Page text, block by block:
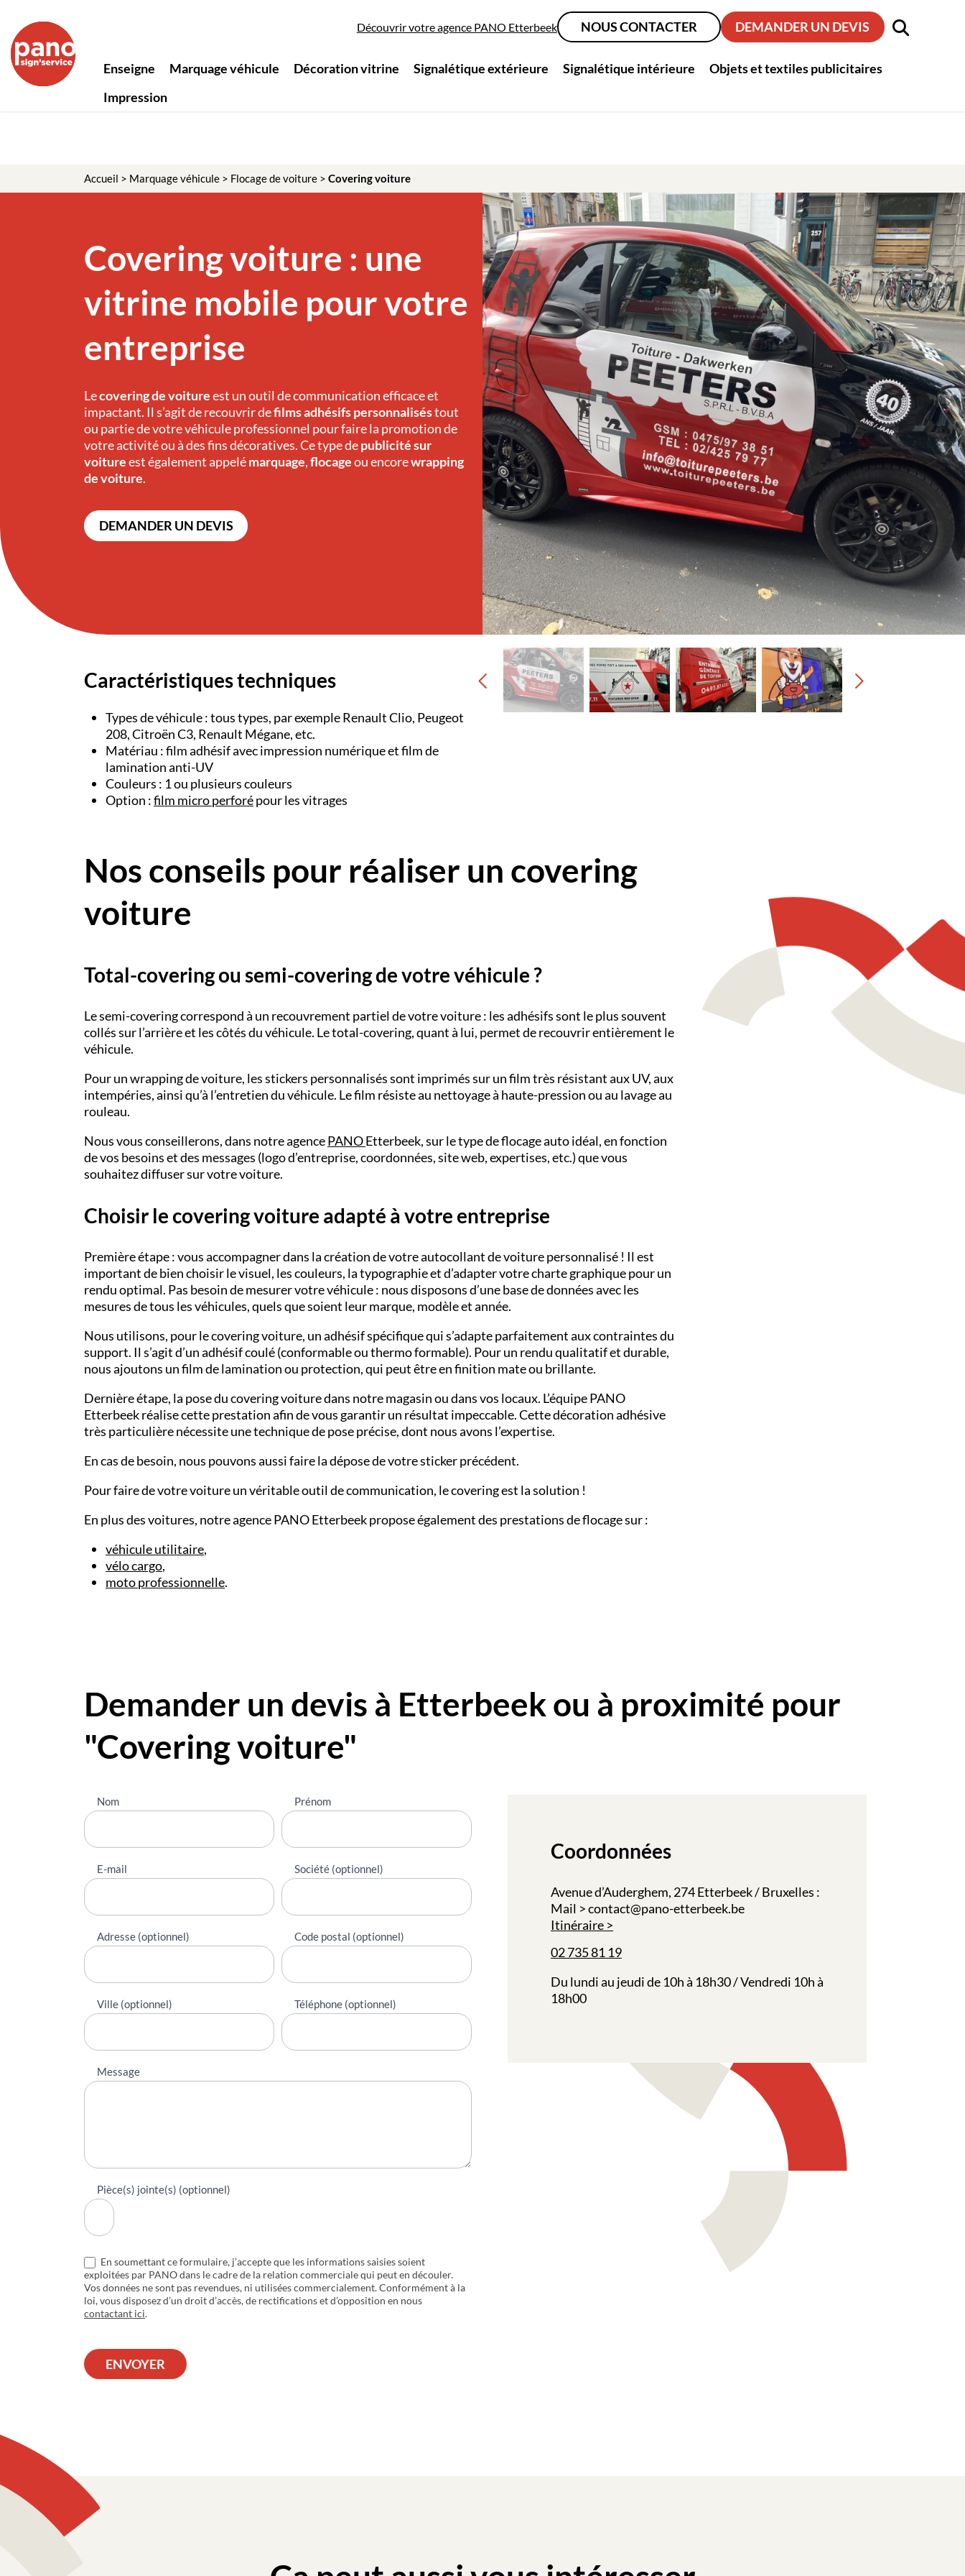
Enseigne Marquage véhicule Décoration vitrine Signalétique extérieure Signalétique intérieure
Objets et textiles publicitaires
Impression
Découvrir votre agence PANO Etterbeek NOUS CONTACTER DEMANDER UN DEVIS
Accueil > Marquage véhicule > Flocage de voiture > Covering voiture
Covering voiture : une
vitrine mobile pour votre
entreprise
Lecovering de voitureest un outil de communication efficace et
impactant. Il s’agit de recouvrir defilms adhésifs personnaliséstout
ou partie de votre véhicule professionnel pour faire la promotion de
votre activité ou à des fins décoratives. Ce type depublicité sur
voitureest également appelémarquage,flocageou encorewrapping
de voiture.
DEMANDER UN DEVIS
Caractéristiques techniques
Types de véhicule : tous types, par exemple Renault Clio, Peugeot
208, Citroën C3, Renault Mégane, etc.
Matériau : film adhésif avec impression numérique et film de
lamination anti-UV
Couleurs : 1 ou plusieurs couleurs
Option :film micro perforépour les vitrages
Nos conseils pour réaliser un covering
voiture
Total-covering ou semi-covering de votre véhicule ?
Lesemi-coveringcorrespond à un recouvrement partiel de votre voiture : les adhésifs sont le plus souvent
collés sur l’arrière et les côtés du véhicule. Letotal-covering,quant à lui, permet de recouvrir entièrement le
véhicule.
Pour unwrappingde voiture, lesstickers personnaliséssont imprimés sur un film très résistant aux UV, aux
intempéries, ainsi qu’à l’entretien du véhicule. Le film résiste au nettoyage à haute-pression ou au lavage au
rouleau.
Nous vous conseillerons, dans notreagencePANOEtterbeek,sur le type deflocage autoidéal, en fonction
de vos besoins et des messages (logo d’entreprise, coordonnées, site web, expertises, etc.) que vous
souhaitez diffuser sur votre voiture.
Choisir le covering voiture adapté à votre entreprise
Première étape : vous accompagner dans la création de votreautocollant de voiture personnalisé ! Il est
important de bien choisir le visuel, les couleurs, la typographie et d’adapter votre charte graphique pour un
rendu optimal. Pas besoin de mesurer votre véhicule : nous disposons d’une base de données avec les
mesures de tous les véhicules, quels que soient leur marque, modèle et année.
Nous utilisons, pour lecovering voiture, un adhésif spécifique qui s’adapte parfaitement aux contraintes du
support. Il s’agit d’unadhésif coulé(conformable ou thermo formable). Pour un rendu qualitatif et durable,
nous ajoutons unfilm de laminationou protection, qui peut être en finition mate ou brillante.
Dernière étape, la pose du covering voiture dans notre magasin ou dans vos locaux. L’équipe PANO
Etterbeekréalise cette prestation afin de vous garantir un résultat impeccable. Cette décoration adhésive
très particulière nécessite une technique de pose précise, dont nous avons l’expertise.
En cas de besoin, nous pouvons aussi faire la dépose de votre sticker précédent.
Pour faire de votre voiture un véritable outil de communication, le covering est la solution !
En plus des voitures, notre agence PANOEtterbeekpropose également des prestations deflocagesur :
véhicule utilitaire,
vélo cargo,
moto professionnelle.
Demander un devis à Etterbeek ou à proximité pour
"Covering voiture"
Nous
contacter
Nom Prénom
E-mail Société (optionnel)
Adresse (optionnel) Code postal (optionnel)
Ville (optionnel) Téléphone (optionnel)
Message
Pièce(s) jointe(s) (optionnel)
En soumettant ce formulaire, j’accepte que les informations saisies soient
exploitées par PANO dans le cadre de la relation commerciale qui peut en découler.
Vos données ne sont pas revendues, ni utilisées commercialement. Conformément à la
loi, vous disposez d’un droit d’accès, de rectifications et d’opposition en nous
contactant ici.
ENVOYER
Coordonnées
Avenue d’Auderghem, 274 Etterbeek / Bruxelles :
Mail > contact@pano-etterbeek.be
Itinéraire
02 735 81 19
Du lundi au jeudi de 10h à 18h30 / Vendredi 10h à
18h00